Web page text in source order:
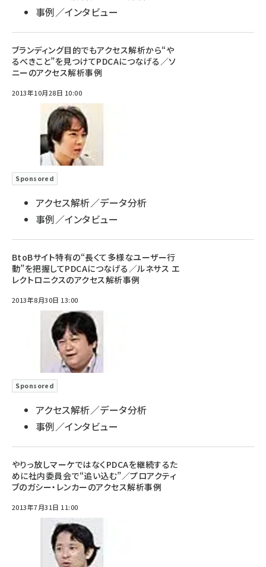
事例／インタビュー
ブランディング目的でもアクセス解析から“や
るべきこと”を見つけてPDCAにつなげる／ソ
ニーのアクセス解析事例
2013年10月28日 10:00
Sponsored
アクセス解析／データ分析
事例／インタビュー
BtoBサイト特有の“長くて多様なユーザー行
動”を把握してPDCAにつなげる／ルネサス エ
レクトロニクスのアクセス解析事例
2013年8月30日 13:00
Sponsored
アクセス解析／データ分析
事例／インタビュー
やりっ放しマーケではなくPDCAを継続するた
めに社内委員会で“追い込む”／プロアクティ
ブのガシー・レンカーのアクセス解析事例
2013年7月31日 11:00